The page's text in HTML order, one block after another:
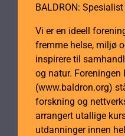
BALDRON:
Vi er en ideell
fremme helse, miljø
inspirere til
og natur. Foreningen
(www.baldron.org)
forskning og
arrangert utallige
utdanninger innen